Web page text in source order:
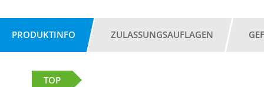
PRODUKTINFO ZULASSUNGSAUFLAGEN
TOP